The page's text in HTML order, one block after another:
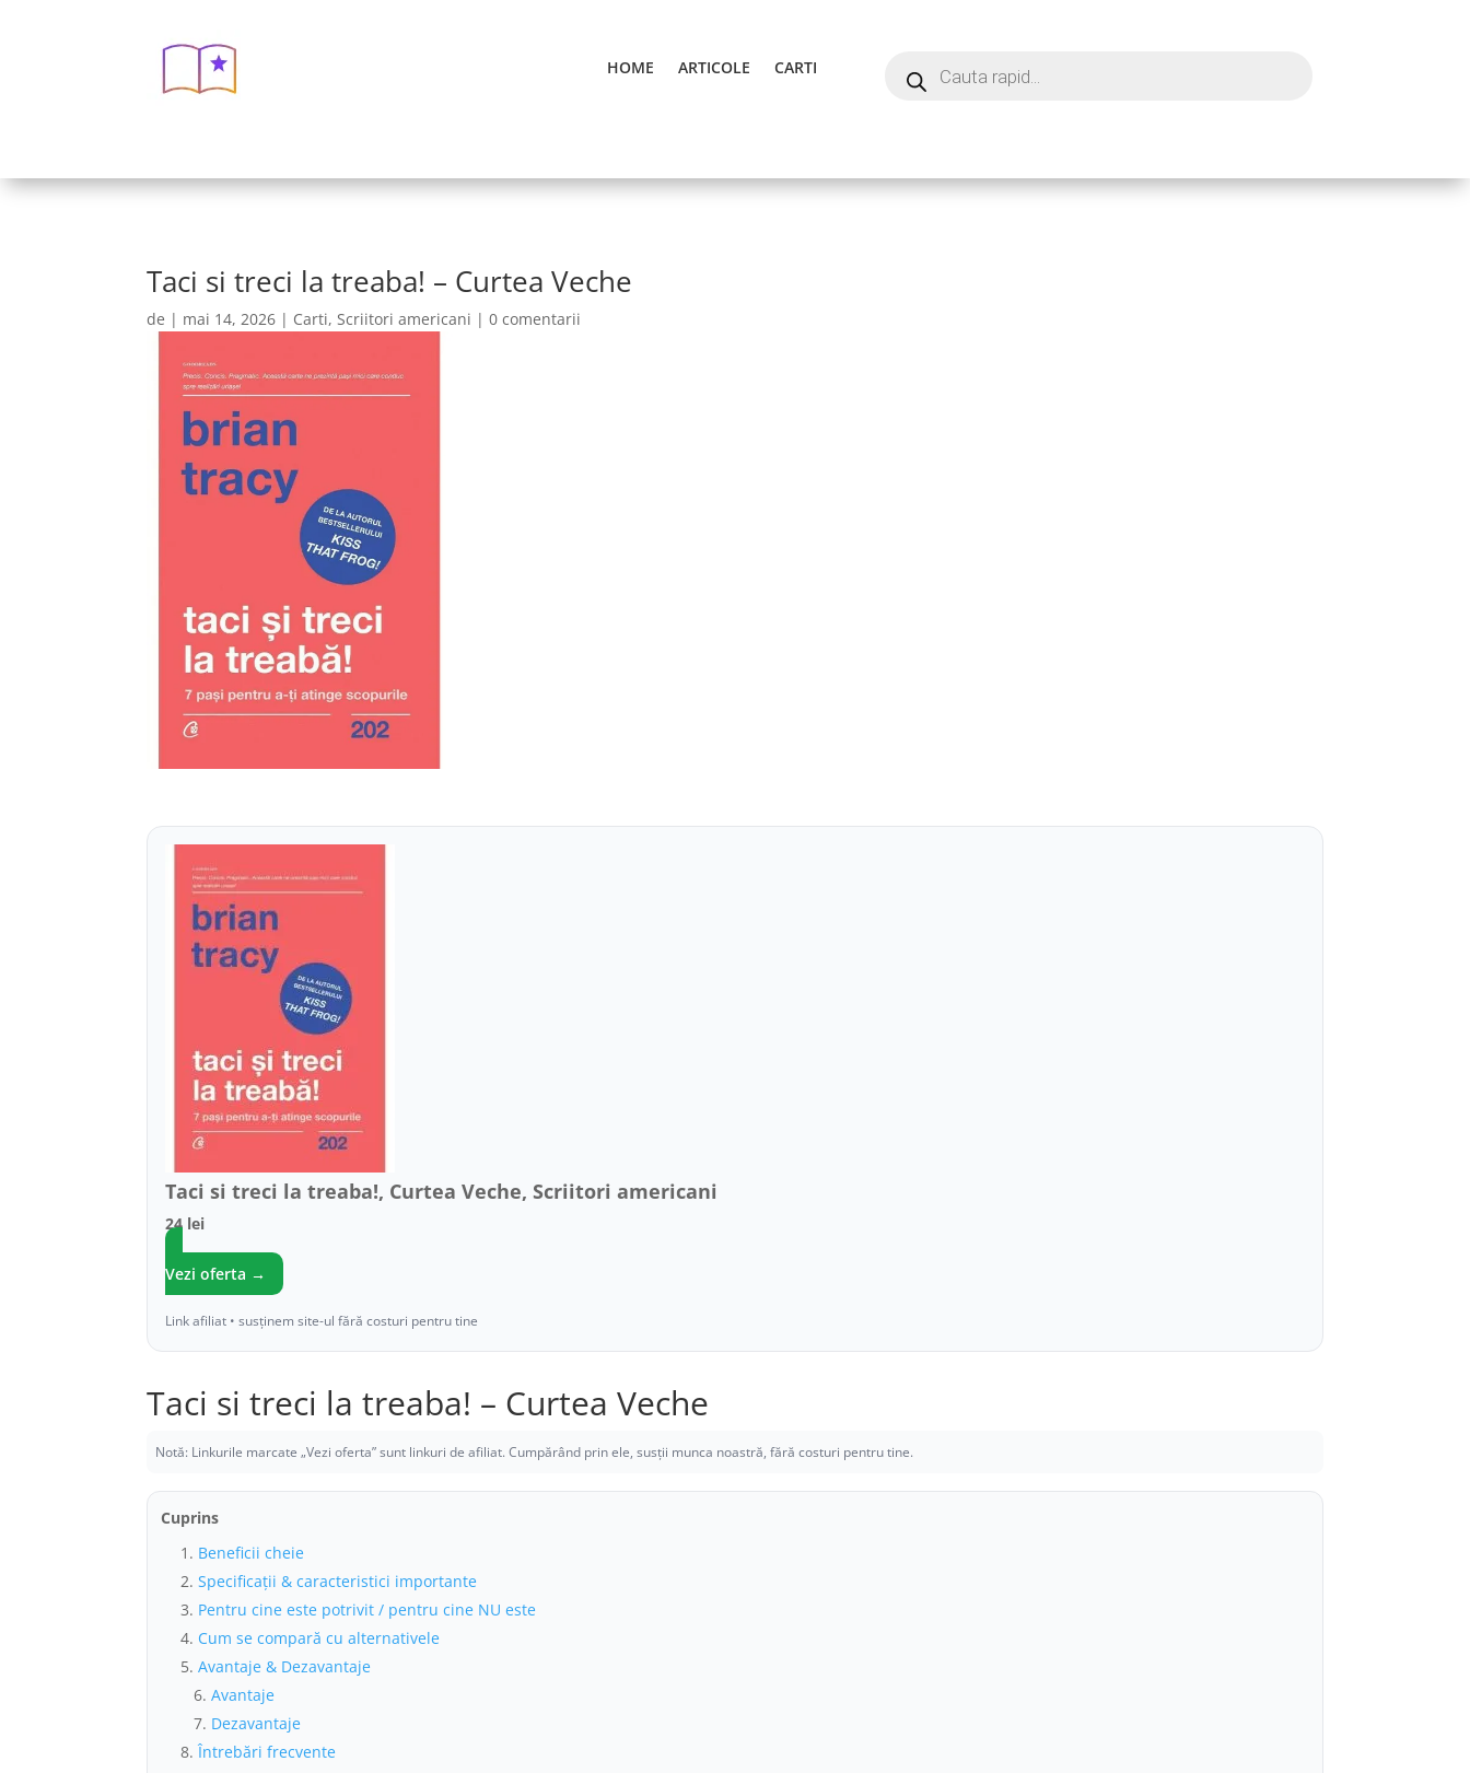
HOME ARTICOLE CARTI
Taci si treci la treaba! – Curtea Veche
de | mai 14, 2026 | Carti, Scriitori americani |0 comentarii
Taci si treci la treaba!, Curtea Veche, Scriitori americani
24 lei
Vezi oferta →
Link afiliat • susținem site-ul fără costuri pentru tine
Taci si treci la treaba! – Curtea Veche
Notă: Linkurile marcate „Vezi oferta” sunt linkuri de afiliat. Cumpărând prin ele, susții munca noastră, fără costuri pentru tine.
Cuprins
Beneficii cheie
Specificații & caracteristici importante
Pentru cine este potrivit / pentru cine NU este
Cum se compară cu alternativele
Avantaje & Dezavantaje
Avantaje
Dezavantaje
Întrebări frecvente